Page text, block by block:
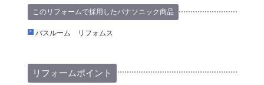
このリフォームで採用したパナソニック商品
バスルーム リフォムス
リフォームポイント